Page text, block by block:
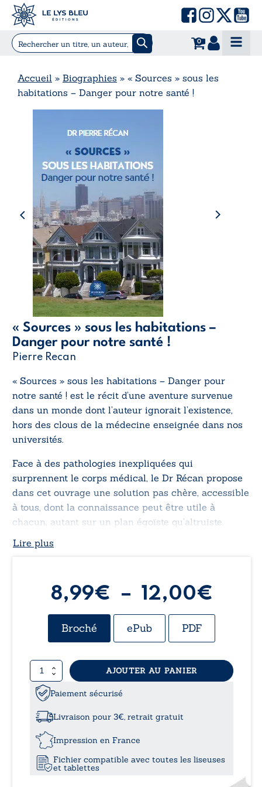
0
Accueil » Biographies » « Sources » sous les
habitations – Danger pour notre santé !
« Sources » sous les habitations –
Danger pour notre santé !
Pierre Recan
« Sources » sous les habitations – Danger pour
notre santé ! est le récit d’une aventure survenue
dans un monde dont l’auteur ignorait l’existence,
hors des clous de la médecine enseignée dans nos
universités.
Face à des pathologies inexpliquées qui
surprennent le corps médical, le Dr Récan propose
dans cet ouvrage une solution pas chère, accessible
à tous, dont la connaissance peut être utile à
chacun, autant sur un plan égoïste qu’altruiste.
Lire plus
8,99€ – 12,00€
de
Broché ePub PDF
quantité
de
Sources
les
habitations
Danger
AJOUTER AU PANIER
Paiement sécurisé
Livraison pour 3€, retrait gratuit
Impression en France
Fichier compatible avec toutes les liseuses
et tablettes